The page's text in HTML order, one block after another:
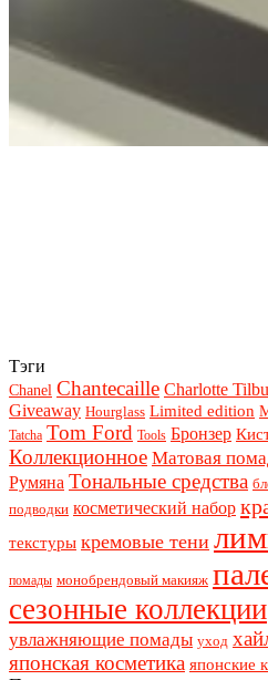
Тэги
Chanel Chantecaille Charlotte
Giveaway Hourglass Limited edition
Tatcha Tom Ford Tools Бронзер
Коллекционное Матовая
Румяна Тональные средства
подводки косметический набор
текстуры кремовые тени
помады монобрендовый макияж
сезонные коллекции
увлажняющие помады уход
японская косметика японские